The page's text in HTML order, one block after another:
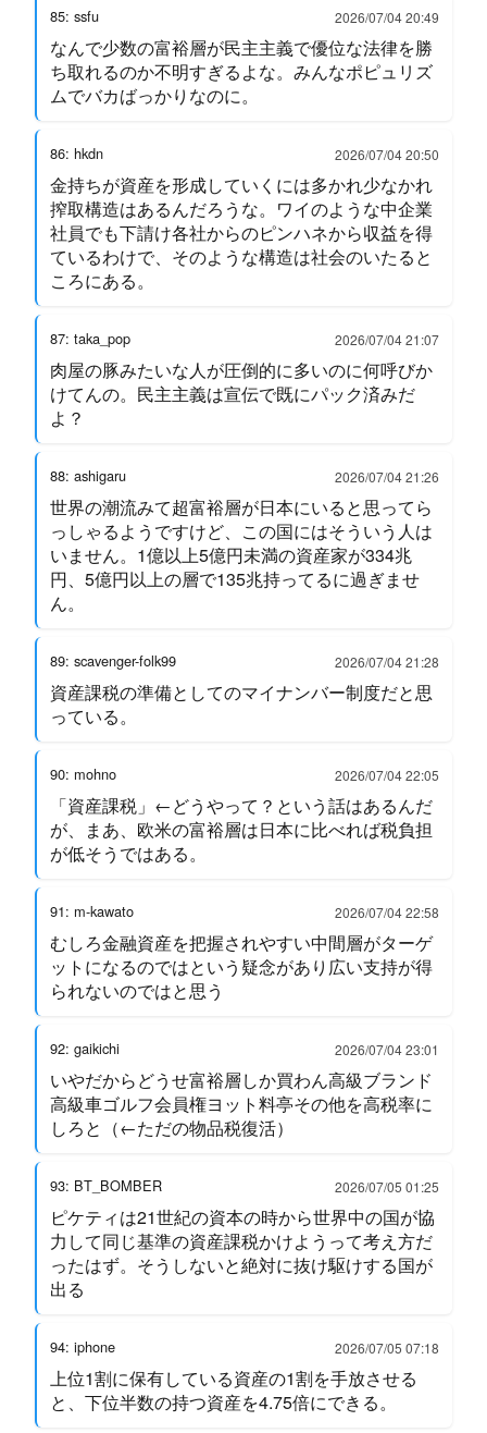
85: ssfu 2026/07/04 20:49
なんで少数の富裕層が民主主義で優位な法律を勝
ち取れるのか不明すぎるよな。みんなポピュリズ
ムでバカばっかりなのに。
86: hkdn 2026/07/04 20:50
金持ちが資産を形成していくには多かれ少なかれ
搾取構造はあるんだろうな。ワイのような中企業
社員でも下請け各社からのピンハネから収益を得
ているわけで、そのような構造は社会のいたると
ころにある。
87: taka_pop 2026/07/04 21:07
肉屋の豚みたいな人が圧倒的に多いのに何呼びか
けてんの。民主主義は宣伝で既にパック済みだ
よ？
88: ashigaru 2026/07/04 21:26
世界の潮流みて超富裕層が日本にいると思ってら
っしゃるようですけど、この国にはそういう人は
いません。1億以上5億円未満の資産家が334兆
円、5億円以上の層で135兆持ってるに過ぎませ
ん。
89: scavenger-folk99 2026/07/04 21:28
資産課税の準備としてのマイナンバー制度だと思
っている。
90: mohno 2026/07/04 22:05
「資産課税」←どうやって？という話はあるんだ
が、まあ、欧米の富裕層は日本に比べれば税負担
が低そうではある。
91: m-kawato 2026/07/04 22:58
むしろ金融資産を把握されやすい中間層がターゲ
ットになるのではという疑念があり広い支持が得
られないのではと思う
92: gaikichi 2026/07/04 23:01
いやだからどうせ富裕層しか買わん高級ブランド
高級車ゴルフ会員権ヨット料亭その他を高税率に
しろと（←ただの物品税復活）
93: BT_BOMBER 2026/07/05 01:25
ピケティは21世紀の資本の時から世界中の国が協
力して同じ基準の資産課税かけようって考え方だ
ったはず。そうしないと絶対に抜け駆けする国が
出る
94: iphone 2026/07/05 07:18
上位1割に保有している資産の1割を手放させる
と、下位半数の持つ資産を4.75倍にできる。